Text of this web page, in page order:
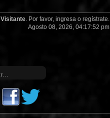
Visitante. Por favor, ingresao regístrate.
Agosto 08, 2026, 04:17:52 pm